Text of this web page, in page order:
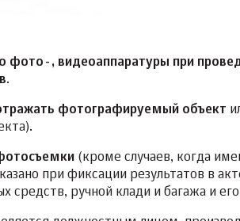
фото-, видеоаппаратуры при
.
фотографируемый объект
(кроме случаев, когда
при фиксации результатов в
ручной клади и багажа и